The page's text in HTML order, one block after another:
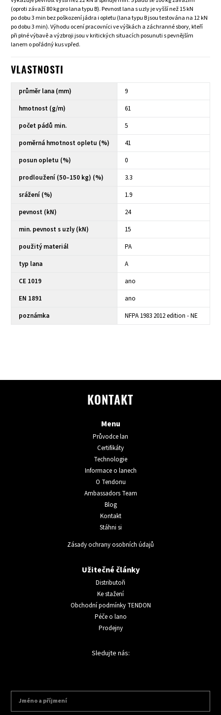
(oproti závaží 80 kg pro lana typu B). Pevnost lana s uzly je vyšší než 15 kN
po dobu 3 min bez poškození jádra i opletu (lana typu B jsou testována na 12 kN
po dobu 3 min). Výhodu ocení pracovníci ve výškách a záchranné sbory, kteří
při plné výbavě a výzbroji jsou v kritických situacích posunuti s pevnějším
lanem o pořádný kus vpřed.
VLASTNOSTI
průměr lana (mm)
9
hmotnost (g/m)
61
počet pádů min.
5
poměrná hmotnost opletu (%)
41
posun opletu (%)
0
prodloužení (50–150 kg) (%)
3.3
srážení (%)
1.9
pevnost (kN)
24
min. pevnost s uzly (kN)
15
použitý materiál
PA
typ lana
A
CE 1019
ano
EN 1891
ano
poznámka
NFPA 1983 2012 edition - NE
KONTAKT
Menu
Průvodce lan
Certifikáty
Technologie
Informace o lanech
O Tendonu
Ambassadors Team
Blog
Kontakt
Stáhni si
Zásady ochrany osobních údajů
Užitečné články
Distributoři
Ke stažení
Obchodní podmínky TENDON
Péče o lano
Prodejny
Sledujte nás: